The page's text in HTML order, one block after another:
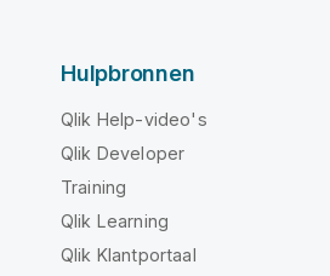
Hulpbronnen
Qlik Help-video's
Qlik Developer
Training
Qlik Learning
Qlik Klantportaal